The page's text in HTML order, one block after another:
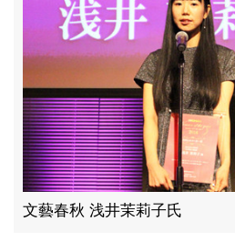
文藝春秋 浅井茉莉子氏